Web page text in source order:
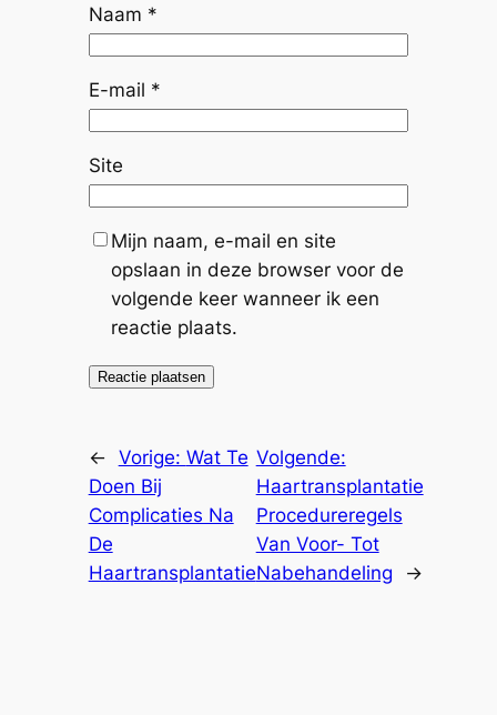
Naam *
E-mail *
Site
Mijn naam, e-mail en site
opslaan in deze browser voor de
volgende keer wanneer ik een
reactie plaats.
← Vorige: Wat Te
Doen Bij
Complicaties Na
De
Haartransplantatie
Volgende:
Haartransplantatie
Procedureregels
Van Voor- Tot
Nabehandeling
→